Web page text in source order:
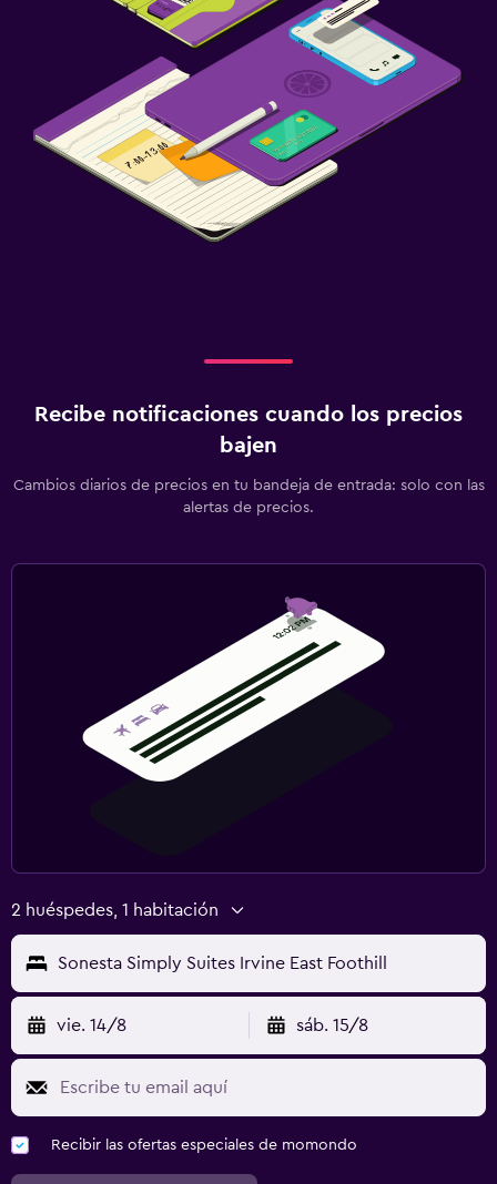
Recibe notificaciones cuando los precios
bajen
Cambios diarios de precios en tu bandeja de entrada: solo con las
alertas de precios.
2 huéspedes, 1 habitación
Sonesta Simply Suites Irvine East Foothill
vie. 14/8 sáb. 15/8
Recibir las ofertas especiales de momondo